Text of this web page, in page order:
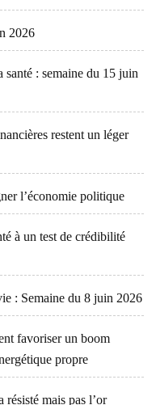
2026
santé : semaine du 15 juin
restent un léger
l’économie politique
à un test de crédibilité
: Semaine du 8 juin 2026
favoriser un boom
propre
mais pas l’or